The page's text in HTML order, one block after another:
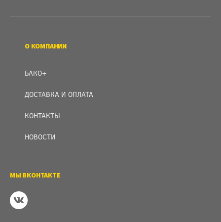
О КОМПАНИИ
БАКО+
ДОСТАВКА И ОПЛАТА
КОНТАКТЫ
НОВОСТИ
МЫ ВКОНТАКТЕ